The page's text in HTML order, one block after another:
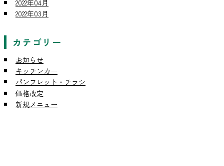
2022年04月
2022年03月
カテゴリー
お知らせ
キッチンカー
パンフレット・チラシ
価格改定
新規メニュー